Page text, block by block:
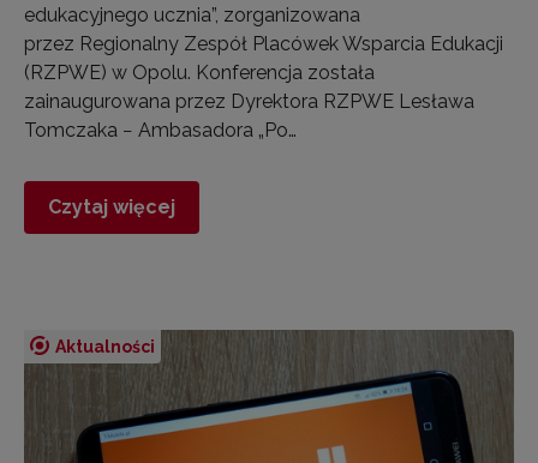
edukacyjnego ucznia”, zorganizowana
przez Regionalny Zespół Placówek Wsparcia Edukacji
(RZPWE) w Opolu. Konferencja została
zainaugurowana przez Dyrektora RZPWE Lesława
Tomczaka − Ambasadora „Po…
Czytaj więcej
Aktualności